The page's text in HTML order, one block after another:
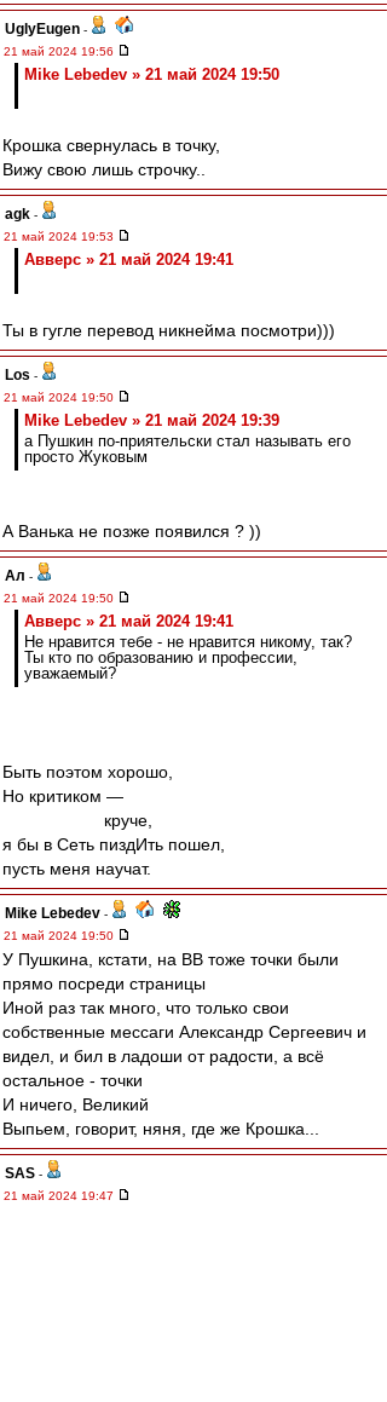
UglyEugen -
21 май 2024 19:56
Mike Lebedev » 21 май 2024 19:50
Крошка свернулась в точку,
Вижу свою лишь строчку..
agk -
21 май 2024 19:53
Авверс » 21 май 2024 19:41
Ты в гугле перевод никнейма посмотри)))
Los -
21 май 2024 19:50
Mike Lebedev » 21 май 2024 19:39
а Пушкин по-приятельски стал называть его
просто Жуковым
А Ванька не позже появился ? ))
Ал -
21 май 2024 19:50
Авверс » 21 май 2024 19:41
Не нравится тебе - не нравится никому, так?
Ты кто по образованию и профессии,
уважаемый?
Быть поэтом хорошо,
Но критиком —
круче,
я бы в Сеть пиздИть пошел,
пусть меня научат.
Mike Lebedev -
21 май 2024 19:50
У Пушкина, кстати, на ВВ тоже точки были
прямо посреди страницы
Иной раз так много, что только свои
собственные мессаги Александр Сергеевич и
видел, и бил в ладоши от радости, а всё
остальное - точки
И ничего, Великий
Выпьем, говорит, няня, где же Крошка...
SAS -
21 май 2024 19:47